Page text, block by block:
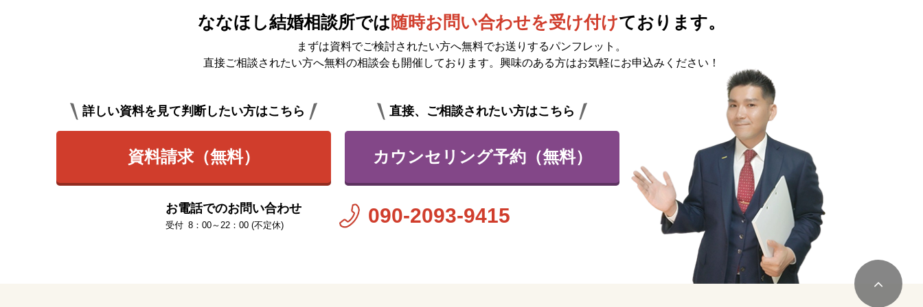
ななほし結婚相談所では 随時お問い合わせを受け付けております。
まずは資料でご検討されたい方へ無料でお送りするパンフレット。
直接ご相談されたい方へ無料の相談会も開催しております。興味のある方はお気軽にお申込みください！
詳しい資料を見て判断したい方はこちら
資料請求（無料）
直接、ご相談されたい方はこちら
カウンセリング予約（無料）
お電話でのお問い合わせ
8：00～22：00 (不定休) 090-2093-9415